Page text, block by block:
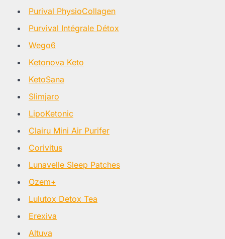
Purival PhysioCollagen
Purvival Intégrale Détox
Wego6
Ketonova Keto
KetoSana
Slimjaro
LipoKetonic
Clairu Mini Air Purifer
Corivitus
Lunavelle Sleep Patches
Ozem+
Lulutox Detox Tea
Erexiva
Altuva